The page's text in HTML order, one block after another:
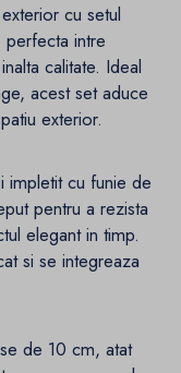
cu setul
intre
calitate. Ideal
acest set aduce
exterior.
impletit cu funie de
pentru a rezista
elegant in timp.
si se integreaza
de 10 cm, atat